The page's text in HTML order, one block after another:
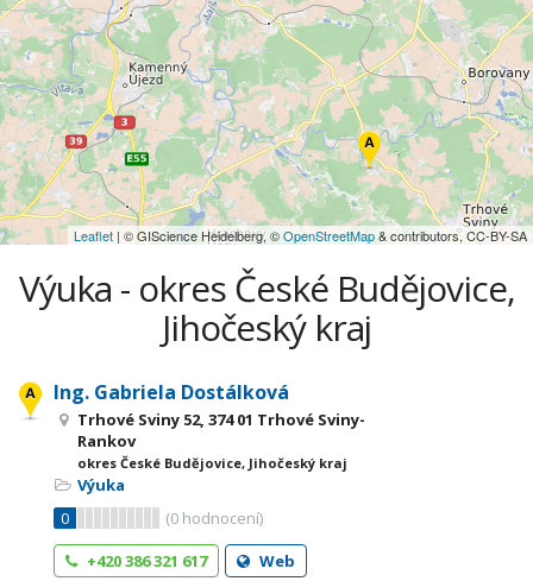
Leaflet | © GIScience Heidelberg, ©OpenStreetMap& contributors, CC-BY-SA
Výuka - okres České Budějovice,
Jihočeský kraj
Ing. Gabriela Dostálková
Trhové Sviny 52, 374 01 Trhové Sviny-
Rankov
okres České Budějovice, Jihočeský kraj
Výuka
0
(0 hodnocení)
+420 386 321 617
Web